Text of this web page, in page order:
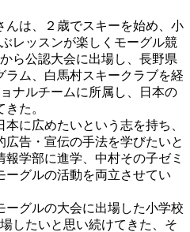
んは、２歳でスキーを始め、小
レッスンが楽しくモーグル競
ら公認大会に出場し、長野県
ラム、白馬村スキークラブを経
ナルチームに所属し、日本の
た。
に広めたいという志を持ち、
告・宣伝の手法を学びたいと
学部に進学、中村その子ゼミ
ーグルの活動を両立させてい
グルの大会に出場した小学校
したいと思い続けてきた、そ